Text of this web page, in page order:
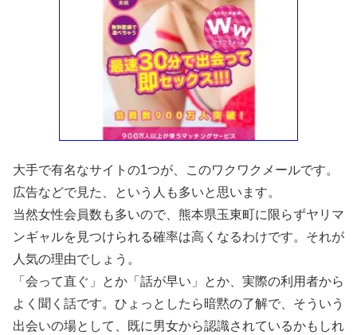
大手で有名なサイトの1つが、このワクワクメールです。
広告などで見た、という人も多いと思います。
当然女性会員数も多いので、熊本県玉東町に限らずヤリマ
ンギャルを見つけられる確率は高くなるわけです。それが
人気の理由でしょう。
「会って直ぐ」とか「話が早い」とか、実際の利用者から
よく聞く話です。ひょっとしたら暗黙の了解で、そういう
出会いの場として、既に男女から認識されているかもしれ